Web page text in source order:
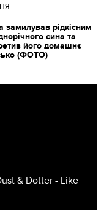
замилував рідкісним
сина та
його домашнє
(ФОТО)
& Dotter - Like